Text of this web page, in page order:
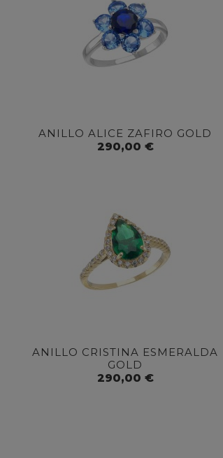
ANILLO ALICE ZAFIRO GOLD
290,00 €
ANILLO CRISTINA ESMERALDA
GOLD
290,00 €